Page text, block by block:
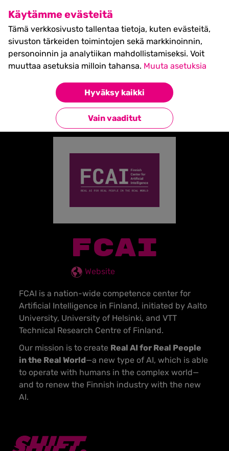
Käytämme evästeitä
Tämä verkkosivusto tallentaa tietoja, kuten evästeitä,
sivuston tärkeiden toimintojen sekä markkinoinnin,
personoinnin ja analytiikan mahdollistamiseksi. Voit
muuttaa asetuksia milloin tahansa. Muuta asetuksia
Hyväksy kaikki
Vain vaaditut
SHIFT Business Festival
27.5.2027, Turku - liput
myynnissä nyt! >>
Partners»FCAI
Takaisin kumppaneihin
FCAI
Website
FCAI is a nation-wide competence center for
Artificial Intelligence in Finland, initiated by Aalto
University, University of Helsinki, and VTT
Technical Research Centre of Finland.
Our mission is to create Real AI for Real People
in the Real World—a new type of AI, which is able
to operate with humans in the complex world—
and to renew the Finnish industry with the new
AI.